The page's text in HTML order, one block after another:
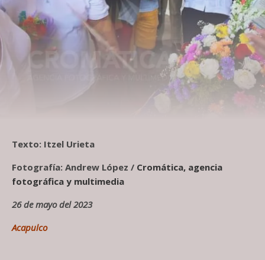
Texto: Itzel Urieta
Fotografía: Andrew López / Cromática, agencia
fotográfica y multimedia
26 de mayo del 2023
Acapulco